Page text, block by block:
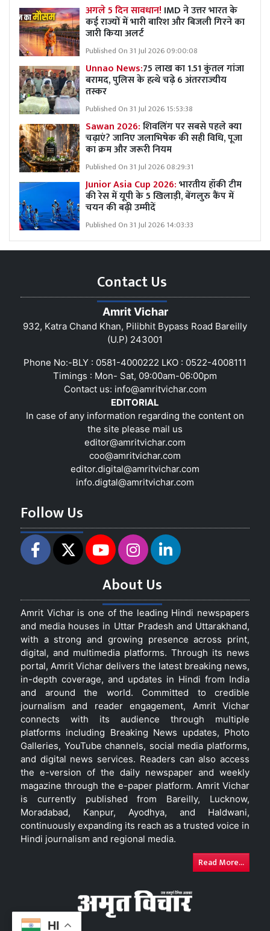
HI
अगले 5 दिन सावधान! IMD ने उत्तर भारत के
कई राज्यों में भारी बारिश और बिजली गिरने का
जारी किया अलर्ट
Published On 31 Jul 2026 09:00:08
Unnao News:75 लाख का 1.51 कुंतल गांजा
बरामद, पुलिस के हत्थे चढ़े 6 अंतरराज्यीय
तस्कर
Published On 31 Jul 2026 15:53:38
Sawan 2026:शिवलिंग पर सबसे पहले क्या
चढ़ाएं? जानिए जलाभिषेक की सही विधि, पूजा
का क्रम और जरूरी नियम
Published On 31 Jul 2026 08:29:31
Junior Asia Cup 2026:भारतीय हॉकी टीम
की रेस में यूपी के 5 खिलाड़ी, बेंगलुरु कैंप में
चयन की बढ़ी उम्मीदें
Published On 31 Jul 2026 14:03:33
Contact Us
Amrit Vichar
932, Katra Chand Khan, Pilibhit Bypass Road Bareilly
(U.P) 243001
Phone No:-BLY : 0581-4000222 LKO : 0522-4008111
Timings : Mon- Sat, 09:00am-06:00pm
Contact us: info@amritvichar.com
EDITORIAL
In case of any information regarding the content on
the site please mail us
editor@amritvichar.com
coo@amritvichar.com
editor.digital@amritvichar.com
info.digtal@amritvichar.com
Follow Us
About Us
Amrit Vichar is one of the leading Hindi newspapers
and media houses in Uttar Pradesh and Uttarakhand,
with a strong and growing presence across print,
digital, and multimedia platforms. Through its news
portal, Amrit Vichar delivers the latest breaking news,
in-depth coverage, and updates in Hindi from India
and around the world. Committed to credible
journalism and reader engagement, Amrit Vichar
connects with its audience through multiple
platforms including Breaking News updates, Photo
Galleries, YouTube channels, social media platforms,
and digital news services. Readers can also access
the e-version of the daily newspaper and weekly
magazine through the e-paper platform. Amrit Vichar
is currently published from Bareilly, Lucknow,
Moradabad, Kanpur, Ayodhya, and Haldwani,
continuously expanding its reach as a trusted voice in
Hindi journalism and regional media.
Read More...